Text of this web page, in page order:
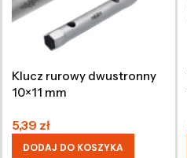
Klucz rurowy dwustronny
10×11 mm
5,39 zł
DODAJ DO KOSZYKA